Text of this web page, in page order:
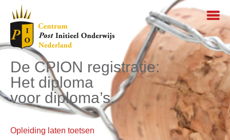
De CPION registratie:
Het diploma
voor diploma’s.
Opleiding laten toetsen